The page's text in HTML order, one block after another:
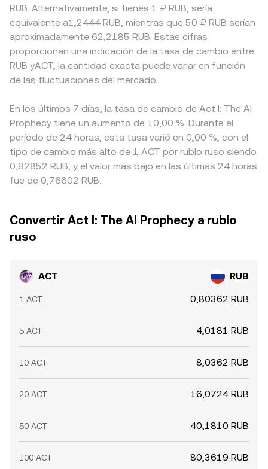
RUB. Alternativamente, si tienes 1 ₽ RUB, sería
equivalente a1,2444 RUB, mientras que 50 ₽ RUB serían
aproximadamente 62,2185 RUB. Estas cifras
proporcionan una indicación de la tasa de cambio entre
RUB yACT, la cantidad exacta puede variar en función
de las fluctuaciones del mercado.
En los últimos 7 días, la tasa de cambio de Act I: The AI
Prophecy tiene un aumento de 10,00 %. Durante el
período de 24 horas, esta tasa varió en 0,00 %, con el
tipo de cambio más alto de 1 ACT por rublo ruso siendo
0,82852 RUB, y el valor más bajo en las últimas 24 horas
fue de 0,76602 RUB.
Convertir Act I: The AI Prophecy a rublo
ruso
ACT RUB
1 ACT 0,80362 RUB
5 ACT 4,0181 RUB
10 ACT 8,0362 RUB
20 ACT 16,0724 RUB
50 ACT 40,1810 RUB
100 ACT 80,3619 RUB